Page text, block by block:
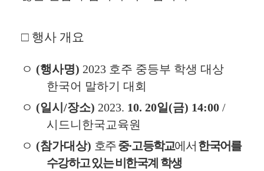
□ 행사 개요
ㅇ (행사명) 2023 호주 중등부 학생 대상
한국어 말하기 대회
ㅇ (일시 /장소) 2023. 10. 20일 (금) 14:00 /
시드니한국교육원
ㅇ (참가대상) 호주중·고등학교에서 한국어를
수강하고 있는 비한국계 학생